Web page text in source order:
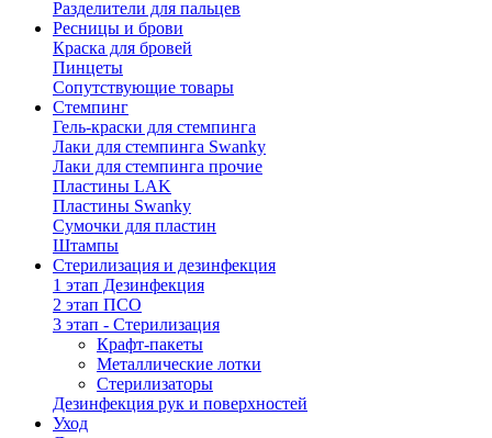
Разделители для пальцев
Ресницы и брови
Краска для бровей
Пинцеты
Сопутствующие товары
Стемпинг
Гель-краски для стемпинга
Лаки для стемпинга Swanky
Лаки для стемпинга прочие
Пластины LAK
Пластины Swanky
Сумочки для пластин
Штампы
Стерилизация и дезинфекция
1 этап Дезинфекция
2 этап ПСО
3 этап - Стерилизация
Крафт-пакеты
Металлические лотки
Стерилизаторы
Дезинфекция рук и поверхностей
Уход